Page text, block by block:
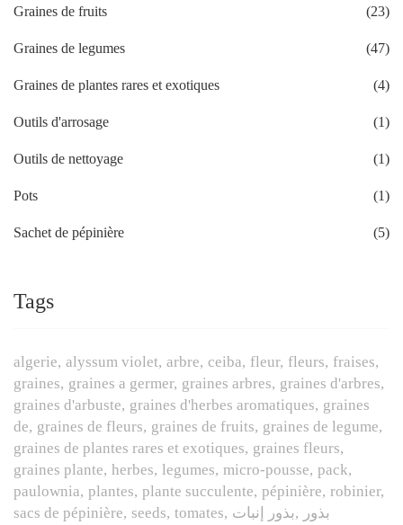
Graines de fruits (23)
Graines de legumes (47)
Graines de plantes rares et exotiques (4)
Outils d'arrosage (1)
Outils de nettoyage (1)
Pots (1)
Sachet de pépinière (5)
Tags
algerie alyssum violet arbre ceiba fleur fleurs fraises
graines graines a germer graines arbres graines d'arbres
graines d'arbuste graines d'herbes aromatiques graines
de graines de fleurs graines de fruits graines de legume
graines de plantes rares et exotiques graines fleurs
graines plante herbes legumes micro-pousse pack
paulownia plantes plante succulente pépinière robinier
sacs de pépinière seeds tomates بذور بذور إنبات